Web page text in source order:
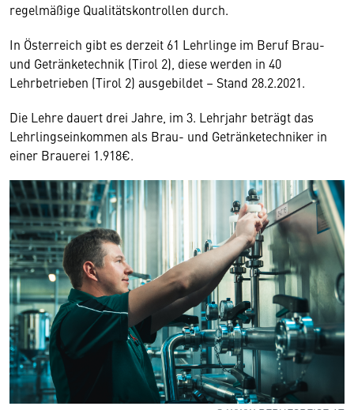
regelmäßige Qualitätskontrollen durch.
In Österreich gibt es derzeit 61 Lehrlinge im Beruf Brau-
und Getränketechnik (Tirol 2), diese werden in 40
Lehrbetrieben (Tirol 2) ausgebildet – Stand 28.2.2021.
Die Lehre dauert drei Jahre, im 3. Lehrjahr beträgt das
Lehrlingseinkommen als Brau- und Getränketechniker in
einer Brauerei 1.918€.